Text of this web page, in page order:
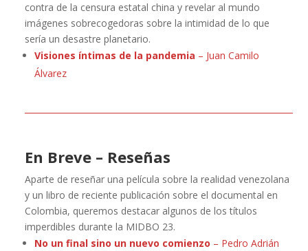
contra de la censura estatal china y revelar al mundo
imágenes sobrecogedoras sobre la intimidad de lo que
sería un desastre planetario.
Visiones íntimas de la pandemia – Juan Camilo
Álvarez
En Breve – Reseñas
Aparte de reseñar una película sobre la realidad venezolana
y un libro de reciente publicación sobre el documental en
Colombia, queremos destacar algunos de los títulos
imperdibles durante la MIDBO 23.
No un final sino un nuevo comienzo – Pedro Adrián